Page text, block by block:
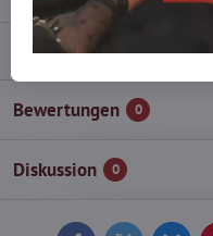
Beschreibung
Bewertungen 0
Diskussion 0